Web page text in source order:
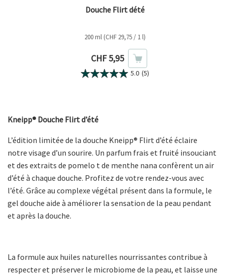
Douche Flirt dété
200 ml (CHF 29,75 / 1 l)
Prix actuel
CHF 5,95
5.0 (5)
Kneipp® Douche Flirt d’été
L’édition limitée de la douche Kneipp® Flirt d’été éclaire
notre visage d’un sourire. Un parfum frais et fruité insouciant
et des extraits de pomelo t de menthe nana confèrent un air
d’été à chaque douche. Profitez de votre rendez-vous avec
l’été. Grâce au complexe végétal présent dans la formule, le
gel douche aide à améliorer la sensation de la peau pendant
et après la douche.
La formule aux huiles naturelles nourrissantes contribue à
respecter et préserver le microbiome de la peau, et laisse une